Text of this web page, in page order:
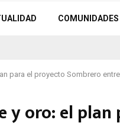
COMUNIDADES
para el proyecto Sombrero
y oro: el plan